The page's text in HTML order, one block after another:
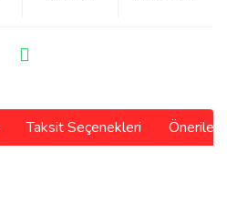
Taksit Seçenekleri